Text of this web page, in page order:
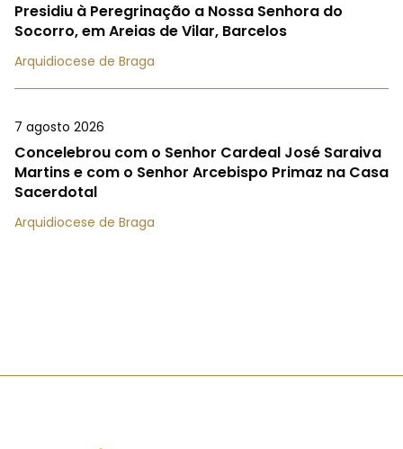
Presidiu à Peregrinação a Nossa Senhora do
Socorro, em Areias de Vilar, Barcelos
Arquidiocese de Braga
7 agosto 2026
Concelebrou com o Senhor Cardeal José Saraiva
Martins e com o Senhor Arcebispo Primaz na Casa
Sacerdotal
Arquidiocese de Braga